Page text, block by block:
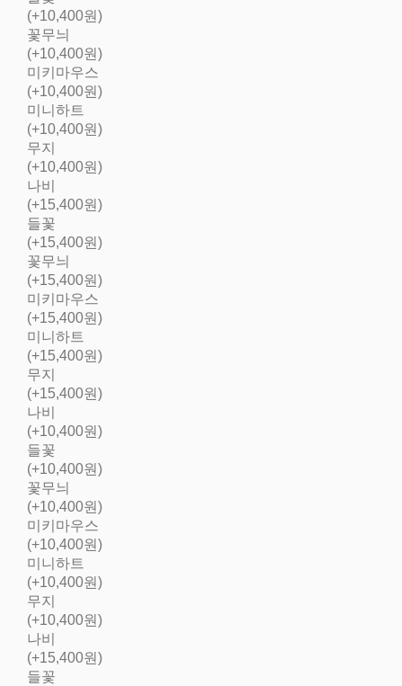
(+10,400원)
꽃무늬
(+10,400원)
미키마우스
(+10,400원)
미니하트
(+10,400원)
무지
(+10,400원)
나비
(+15,400원)
들꽃
(+15,400원)
꽃무늬
(+15,400원)
미키마우스
(+15,400원)
미니하트
(+15,400원)
무지
(+15,400원)
나비
(+10,400원)
들꽃
(+10,400원)
꽃무늬
(+10,400원)
미키마우스
(+10,400원)
미니하트
(+10,400원)
무지
(+10,400원)
나비
(+15,400원)
들꽃